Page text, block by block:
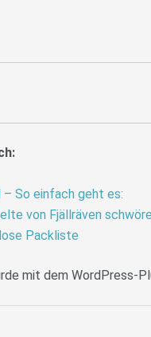
So einfach geht es:
von Fjällräven
Packliste
mit dem WordPress-